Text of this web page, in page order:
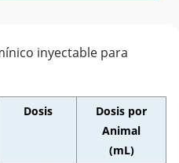
inyectable para
Dosis
Dosis por
Animal
(mL)